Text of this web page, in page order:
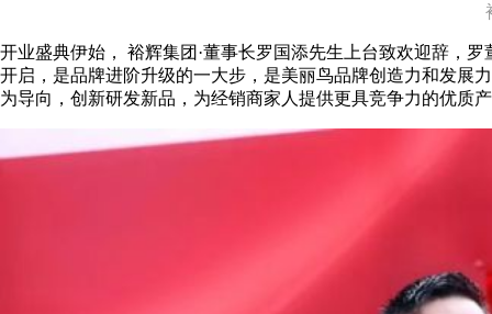
开业盛典伊始， 裕辉集团·董事长罗国添先生上台致欢迎辞，
开启，是品牌进阶升级的一大步，是美丽鸟品牌创造力和发展
为导向，创新研发新品，为经销商家人提供更具竞争力的优质